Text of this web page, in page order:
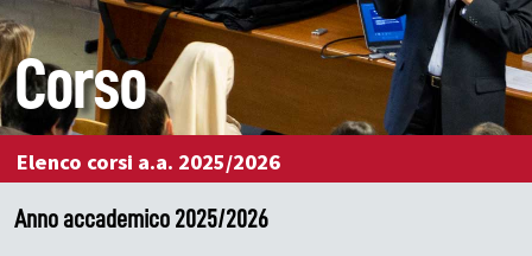
Corso
Elenco corsi a.a. 2025/2026
Anno accademico 2025/2026